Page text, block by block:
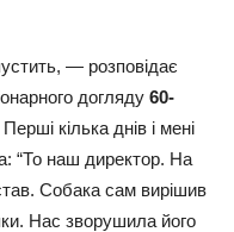
— розповідає
догляду 60-
кілька днів і мені
“То наш директор. На
Собака сам вирішив
Нас зворушила його